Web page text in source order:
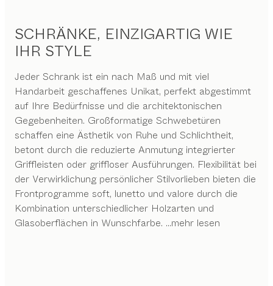
SCHRÄNKE, EINZIGARTIG WIE
IHR STYLE
Jeder Schrank ist ein nach Maß und mit viel
Handarbeit geschaffenes Unikat, perfekt abgestimmt
auf Ihre Bedürfnisse und die architektonischen
Gegebenheiten. Großformatige Schwebetüren
schaffen eine Ästhetik von Ruhe und Schlichtheit,
betont durch die reduzierte Anmutung integrierter
Griffleisten oder griffloser Ausführungen. Flexibilität bei
der Verwirklichung persönlicher Stilvorlieben bieten die
Frontprogramme soft, lunetto und valore durch die
Kombination unterschiedlicher Holzarten und
Glasoberflächen in Wunschfarbe. ...mehr lesen